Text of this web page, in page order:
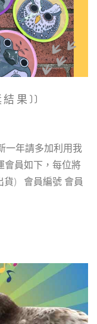
果))
一年請多加利用我
會員如下，每位將
貨) 會員編號 會員